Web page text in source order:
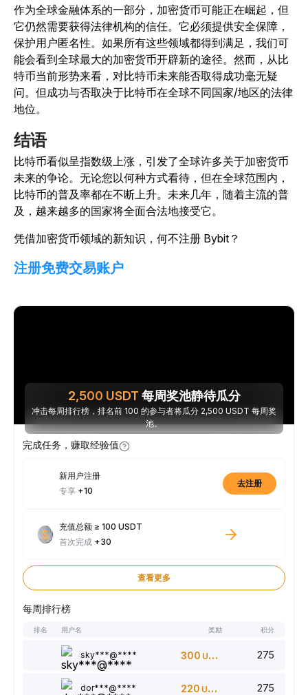
作为全球金融体系的一部分，加密货币可能正在崛起，但
它仍然需要获得法律机构的信任。它必须提供安全保障，
保护用户匿名性。如果所有这些领域都得到满足，我们可
能会看到全球最大的加密货币开辟新的途径。然而，从比
特币当前形势来看，对比特币未来能否取得成功毫无疑
问。但成功与否取决于比特币在全球不同国家/地区的法律
地位。
结语
比特币看似呈指数级上涨，引发了全球许多关于加密货币
未来的争论。无论您以何种方式看待，但在全球范围内，
比特币的普及率都在不断上升。未来几年，随着主流的普
及，越来越多的国家将全面合法地接受它。
凭借加密货币领域的新知识，何不注册 Bybit？
注册免费交易账户
2,500 USDT 每周奖池静待瓜分
冲击每周排行榜，排名前 100 的参与者将瓜分 2,500 USDT 每周奖
池。
完成任务，赚取经验值
新用户注册
专享 +10
去注册
充值总额 ≥ 100 USDT
首次完成 +30
查看更多
每周排行榜
排名 用户名 奖励 积分
sky***@**** 300 USDT 275
dor***@**** 220 USDT 275